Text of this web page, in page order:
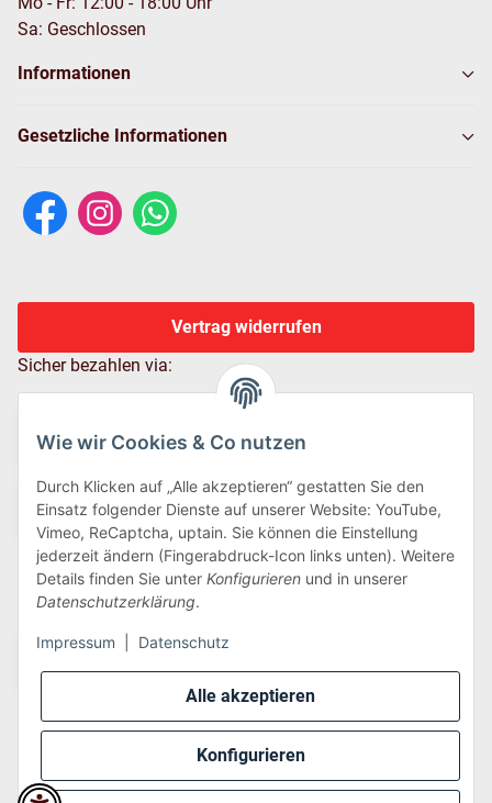
Alle akzeptieren
Konfigurieren
Wie wir Cookies & Co nutzen
Durch Klicken auf „Alle akzeptieren“ gestatten Sie den
Einsatz folgender Dienste auf unserer Website: YouTube,
Vimeo, ReCaptcha, uptain. Sie können die Einstellung
jederzeit ändern (Fingerabdruck-Icon links unten). Weitere
Details finden Sie unter Konfigurieren und in unserer
Datenschutzerklärung.
Impressum Datenschutz
Sa: Geschlossen
Informationen
Gesetzliche Informationen
Vertrag widerrufen
Sicher bezahlen via:
Wir versenden via:
* Alle Preise inkl. gesetzlicher USt., zzgl.Versand